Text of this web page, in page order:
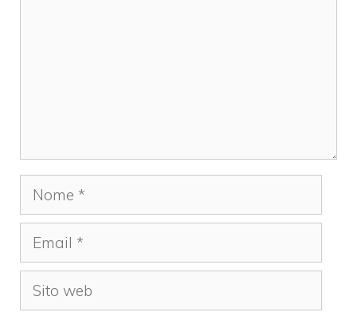
Nome
Email
Sito
web